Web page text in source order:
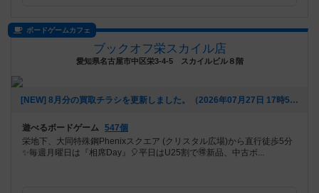
ボードゲームカフェ
ブックオフ栄スカイル店
愛知県名古屋市中区栄3-4-5 スカイルビル８階
[NEW] 8月分の買取チラシを更新しました。（2026年07月27日 17時53分）
遊べるボードゲーム 547個
栄地下、大同特殊鋼Phenixスクエア (クリスタル広場)から直行徒歩5分
✨毎週月曜日は『相席Day』🎈平日はU25割で🉐新品、中古ボ...